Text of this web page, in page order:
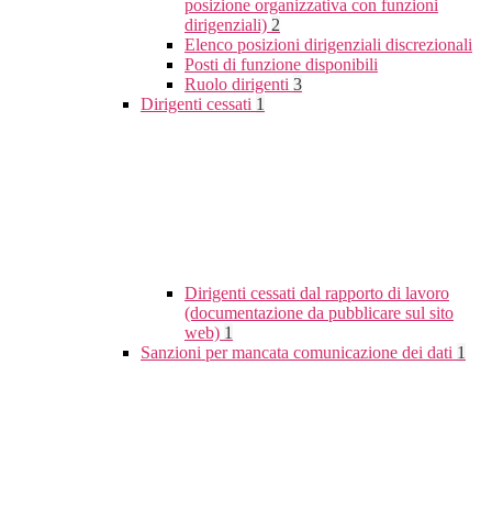
posizione organizzativa con funzioni
dirigenziali) 2
Elenco posizioni dirigenziali discrezionali
Posti di funzione disponibili
Ruolo dirigenti 3
Dirigenti cessati 1
Dirigenti cessati dal rapporto di lavoro
(documentazione da pubblicare sul sito
web) 1
Sanzioni per mancata comunicazione dei dati 1